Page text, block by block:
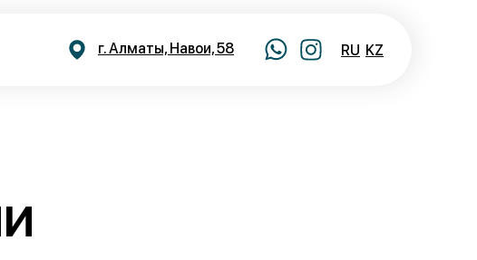
г. Алматы, Навои, 58 RU KZ